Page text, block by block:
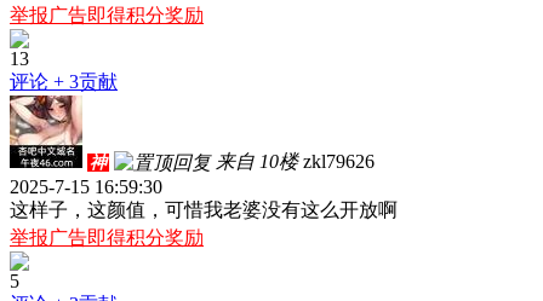
举报广告即得积分奖励
13
评论 + 3贡献
神 来自 10楼 zkl79626
2025-7-15 16:59:30
这样子，这颜值，可惜我老婆没有这么开放啊
举报广告即得积分奖励
5